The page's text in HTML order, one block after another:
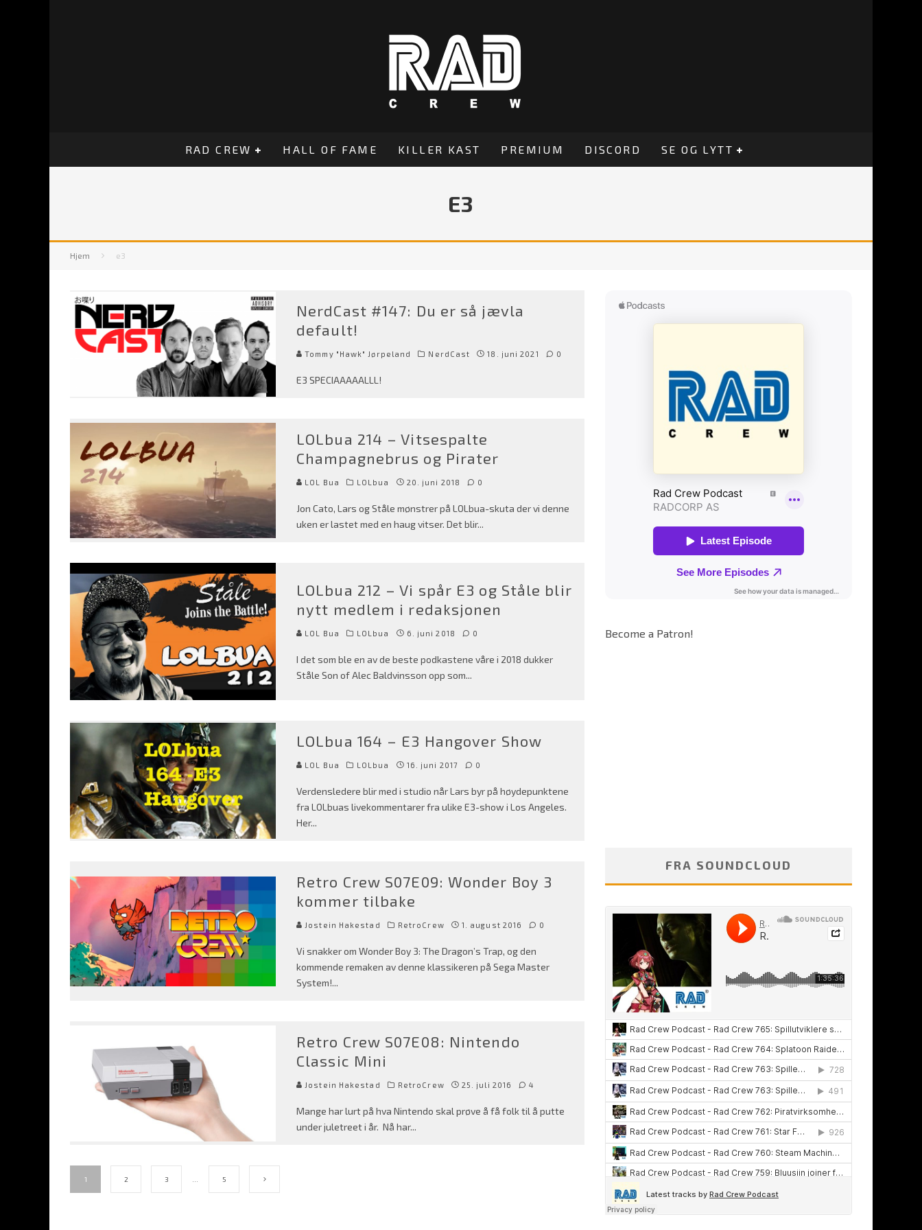
RAD CREW HALL OF FAME KILLER KAST PREMIUM DISCORD SE OG LYTT
E3
Hjem e3
NerdCast #147: Du er så jævla
default!
Tommy "Hawk" Jørpeland NerdCast 18. juni 2021 0
E3 SPECIAAAAALLL!
LOLbua 214 – Vitsespalte
Champagnebrus og Pirater
LOL Bua LOLbua 20. juni 2018 0
Jon Cato, Lars og Ståle mønstrer på LOLbua-skuta der vi denne
uken er lastet med en haug vitser. Det blir...
LOLbua 212 – Vi spår E3 og Ståle blir
nytt medlem i redaksjonen
LOL Bua LOLbua 6. juni 2018 0
I det som ble en av de beste podkastene våre i 2018 dukker
Ståle Son of Alec Baldvinsson opp som...
LOLbua 164 – E3 Hangover Show
LOL Bua LOLbua 16. juni 2017 0
Verdensledere blir med i studio når Lars byr på høydepunktene
fra LOLbuas livekommentarer fra ulike E3-show i Los Angeles.
Her...
Retro Crew S07E09: Wonder Boy 3
kommer tilbake
Jostein Hakestad RetroCrew 1. august 2016 0
Vi snakker om Wonder Boy 3: The Dragon’s Trap, og den
kommende remaken av denne klassikeren på Sega Master
System!...
Retro Crew S07E08: Nintendo
Classic Mini
Jostein Hakestad RetroCrew 25. juli 2016 4
Mange har lurt på hva Nintendo skal prøve å få folk til å putte
under juletreet i år. Nå har...
1 2 3 5
Become a Patron!
FRA SOUNDCLOUD